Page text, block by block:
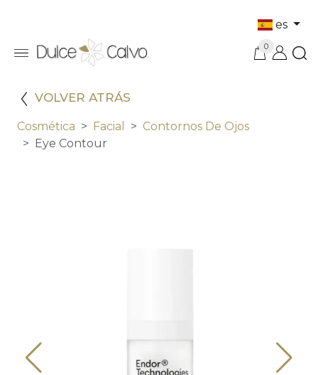
es
0
VOLVER ATRÁS
Cosmética Facial
Contornos De Ojos
Eye Contour